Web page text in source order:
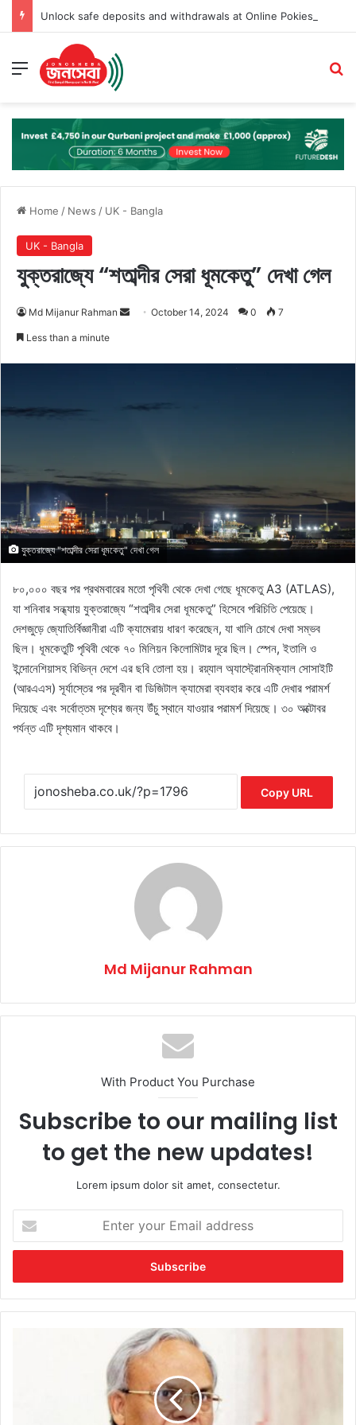
Menu
Home / News / UK - Bangla
UK - Bangla
যুক্তরাজ্যে “শতাব্দীর সেরা ধূমকেতু” দেখা গেল
Md Mijanur Rahman
SendOctober 14, 2024 0 7
Less than a minute
যুক্তরাজ্যে "শতাব্দীর সেরা ধূমকেতু" দেখা গেল
৮০,০০০ বছর পর প্রথমবারের মতো পৃথিবী থেকে দেখা গেছে ধূমকেতু A3 (ATLAS),
যা শনিবার সন্ধ্যায় যুক্তরাজ্যে “শতাব্দীর সেরা ধূমকেতু” হিসেবে পরিচিতি পেয়েছে।
দেশজুড়ে জ্যোতির্বিজ্ঞানীরা এটি ক্যামেরায় ধারণ করেছেন, যা খালি চোখে দেখা সম্ভব
ছিল। ধূমকেতুটি পৃথিবী থেকে ৭০ মিলিয়ন কিলোমিটার দূরে ছিল। স্পেন, ইতালি ও
ইন্দোনেশিয়াসহ বিভিন্ন দেশে এর ছবি তোলা হয়। রয়্যাল অ্যাস্ট্রোনমিক্যাল সোসাইটি
(আরএএস) সূর্যাস্তের পর দূরবীন বা ডিজিটাল ক্যামেরা ব্যবহার করে এটি দেখার পরামর্শ
দিয়েছে এবং সর্বোত্তম দৃশ্যের জন্য উঁচু স্থানে যাওয়ার পরামর্শ দিয়েছে। ৩০ অক্টোবর
পর্যন্ত এটি দৃশ্যমান থাকবে।
Copy URL
Md Mijanur Rahman
With Product You Purchase
Subscribe to our mailing list
to get the new updates!
Lorem ipsum dolor sit amet, consectetur.
your
Email